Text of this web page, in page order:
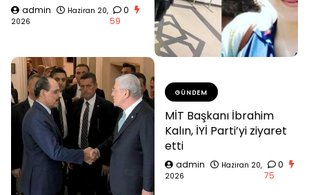
admin
Haziran 20,
2026
0
59
GÜNDEM
MİT Başkanı İbrahim
Kalın, İYİ Parti’yi ziyaret
etti
admin
Haziran 20,
2026
0
75